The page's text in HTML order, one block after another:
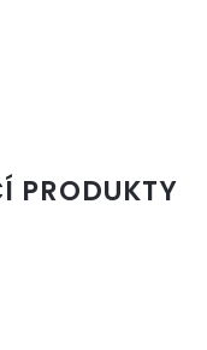
PRODUKTY